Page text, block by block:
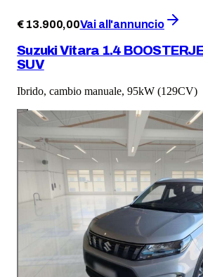
€ 13.900,00Vai all'annuncio
Suzuki Vitara 1.4
SUV
Ibrido, cambio manuale, 95kW (129CV)